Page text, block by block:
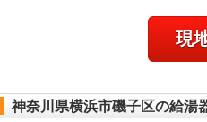
現
神奈川県横浜市磯子区の給湯